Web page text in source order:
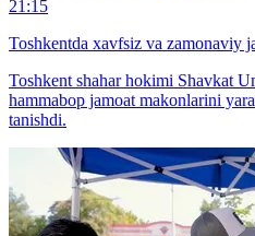
21:15
Toshkentda xavfsiz va zamonaviy
Toshkent shahar hokimi Shavkat
hammabop jamoat makonlarini
tanishdi.